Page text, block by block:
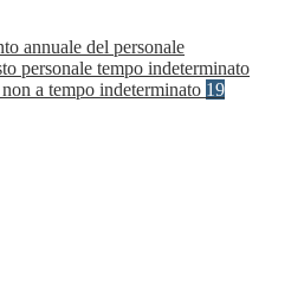
annuale del personale
personale tempo indeterminato
a tempo indeterminato 19